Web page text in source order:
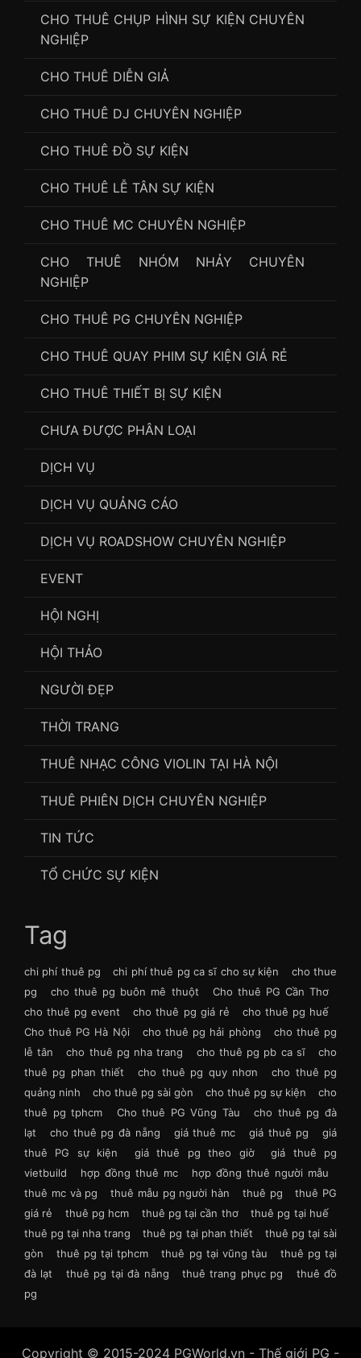
CHO THUÊ CHỤP HÌNH SỰ KIỆN CHUYÊN
NGHIỆP
CHO THUÊ DIỄN GIẢ
CHO THUÊ DJ CHUYÊN NGHIỆP
CHO THUÊ ĐỒ SỰ KIỆN
CHO THUÊ LỄ TÂN SỰ KIỆN
CHO THUÊ MC CHUYÊN NGHIỆP
CHO THUÊ NHÓM NHẢY CHUYÊN
NGHIỆP
CHO THUÊ PG CHUYÊN NGHIỆP
CHO THUÊ QUAY PHIM SỰ KIỆN GIÁ RẺ
CHO THUÊ THIẾT BỊ SỰ KIỆN
CHƯA ĐƯỢC PHÂN LOẠI
DỊCH VỤ
DỊCH VỤ QUẢNG CÁO
DỊCH VỤ ROADSHOW CHUYÊN NGHIỆP
EVENT
HỘI NGHỊ
HỘI THẢO
NGƯỜI ĐẸP
THỜI TRANG
THUÊ NHẠC CÔNG VIOLIN TẠI HÀ NỘI
THUÊ PHIÊN DỊCH CHUYÊN NGHIỆP
TIN TỨC
TỔ CHỨC SỰ KIỆN
Tag
chi phí thuê pg chi phí thuê pg ca sĩ cho sự kiện
cho thue
pg
cho thuê pg buôn mê thuột
Cho thuê PG Cần Thơ
cho thuê pg event
cho thuê pg giá rẻ
cho thuê pg huế
Cho thuê PG Hà Nội
cho thuê pg hải phòng
cho thuê pg
lễ tân
cho thuê pg nha trang cho thuê pg pb ca sĩ
cho
thuê pg phan thiết
cho thuê pg quy nhơn
cho thuê pg
quảng ninh
cho thuê pg sài gòn cho thuê pg sự kiện
cho
thuê pg tphcm
Cho thuê PG Vũng Tàu
cho thuê pg đà
lạt
cho thuê pg đà nẵng giá thuê mc giá thuê pg
giá
thuê PG sự kiện
giá thuê pg theo giờ
giá thuê pg
vietbuild
hợp đồng thuê mc
hợp đồng thuê người mẫu
thuê mc và pg
thuê mẫu pg người hàn thuê pg
thuê PG
giá rẻ
thuê pg hcm thuê pg tại cần thơ
thuê pg tại huế
thuê pg tại nha trang
thuê pg tại phan thiết
thuê pg tại sài
gòn
thuê pg tại tphcm thuê pg tại vũng tàu
thuê pg tại
đà lạt
thuê pg tại đà nẵng thuê trang phục pg
thuê đồ
pg
Copyright © 2015-2024 PGWorld.vn - Thế giới PG -